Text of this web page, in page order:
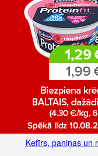
Kefīrs, paniņas un